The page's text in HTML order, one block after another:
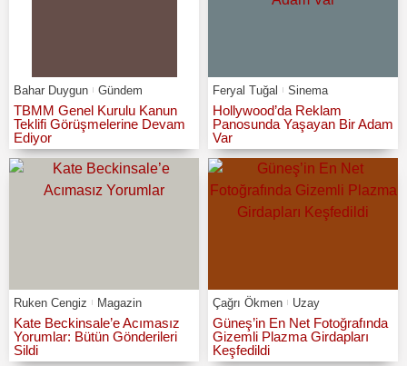
Bahar Duygun Gündem
TBMM Genel Kurulu Kanun
Teklifi Görüşmelerine Devam
Ediyor
Feryal Tuğal Sinema
Hollywood’da Reklam
Panosunda Yaşayan Bir Adam
Var
Ruken Cengiz Magazin
Kate Beckinsale’e Acımasız
Yorumlar: Bütün Gönderileri
Sildi
Çağrı Ökmen Uzay
Güneş’in En Net Fotoğrafında
Gizemli Plazma Girdapları
Keşfedildi